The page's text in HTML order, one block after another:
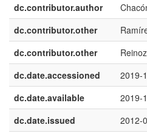
dc.contributor.author
dc.contributor.other
dc.contributor.other
dc.date.accessioned
2019-
dc.date.available
2019-
dc.date.issued
2012-